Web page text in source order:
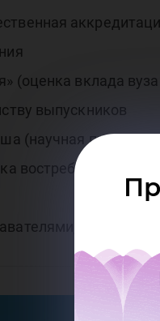
(оценка вклада
выпускников
(научная
востребованности